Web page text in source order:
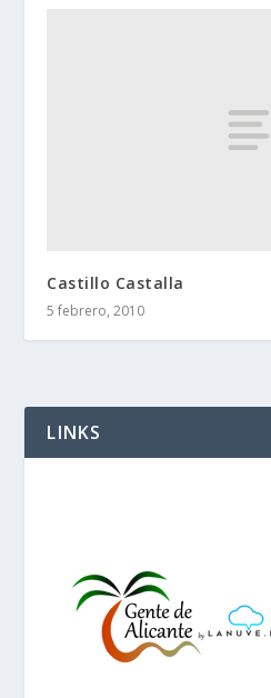
Castillo Castalla
5 febrero, 2010
LINKS